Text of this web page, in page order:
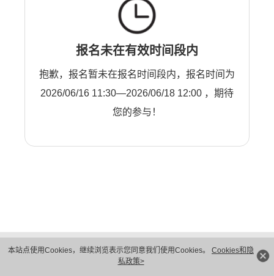
本站点使用Cookies，继续浏览表示您同意我们使用Cookies。 Cookies和隐
私政策>
报名未在有效时间段内
抱歉，报名暂未在报名时间段内，报名时间为
2026/06/16 11:30—2026/06/18 12:00 ，期待
您的参与！
隐私保护
法律声明